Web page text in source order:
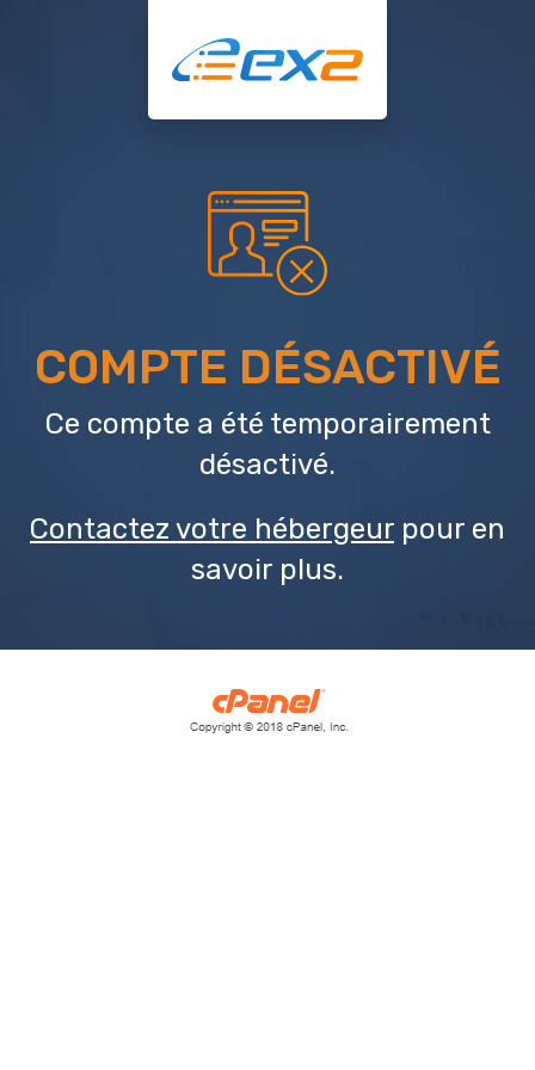
COMPTE DÉSACTIVÉ
Ce compte a été temporairement
désactivé.
Contactez votre hébergeur pour en
savoir plus.